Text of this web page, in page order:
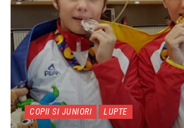
COPII SI JUNIORI LUPTE